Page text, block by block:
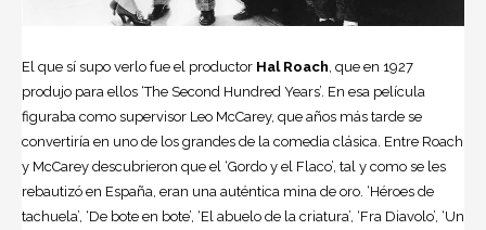
El que sí supo verlo fue el productor Hal Roach , que en 1927
produjo para ellos ‘The Second Hundred Years’. En esa película
figuraba como supervisor Leo McCarey, que años más tarde se
convertiría en uno de los grandes de la comedia clásica. Entre Roach
y McCarey descubrieron que el ‘Gordo y el Flaco’, tal y como se les
rebautizó en España, eran una auténtica mina de oro. ‘Héroes de
tachuela’, ‘De bote en bote’, ‘El abuelo de la criatura’, ‘Fra Diavolo’, ‘Un